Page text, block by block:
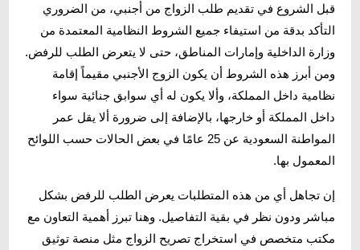
قبل الشروع في تقديم طلب الزواج من أجنبي، من الضروري
التأكد بدقة من استيفاء جميع الشروط النظامية المعتمدة من
وزارة الداخلية وإمارات المناطق، حتى لا يتعرض الطلب للرفض.
ومن أبرز هذه الشروط أن يكون الزوج الأجنبي مقيماً إقامة
نظامية داخل المملكة، وألا يكون له أي سوابق جنائية سواء
داخل المملكة أو خارجها، بالإضافة إلى ضرورة ألا يقل عمر
المواطنة السعودية عن 25 عامًا في بعض الحالات حسب اللوائح
المعمول بها.
إن تجاهل أي من هذه المتطلبات يعرض الطلب للرفض بشكل
مباشر ودون نظر في بقية التفاصيل. وهنا تبرز أهمية التعاون مع
مكتب متخصص في استخراج تصريح الزواج مثل منصة توثيق